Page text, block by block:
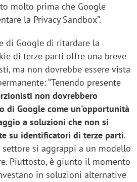
molto prima che Google
la Privacy Sandbox”.
di Google di ritardare la
di terze parti offre una breve
ma non dovrebbe essere vista
“Tenendo presente
non dovrebbero
di Google come un'opportunità
a soluzioni che non si
su identificatori di terze parti.
si aggrappi a un modello
Piuttosto, è giunto il momento
in soluzioni alternative